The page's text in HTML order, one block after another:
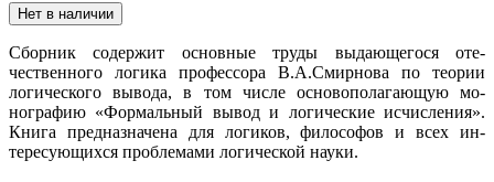
Нет в наличии
Сборник содержит основные труды выдающегося оте­
чественного логика профессора В.А.Смирнова по теории
логического вывода, в том числе основополагающую мо­
нографию «Формальный вывод и логические исчисления».
Книга предназначена для логиков, философов и всех ин­
тересующихся проблемами логической науки.